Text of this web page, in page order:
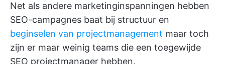
Net als andere marketinginspanningen hebben
SEO-campagnes baat bij structuur en
beginselen van projectmanagement maar toch
zijn er maar weinig teams die een toegewijde
SEO projectmanager hebben.